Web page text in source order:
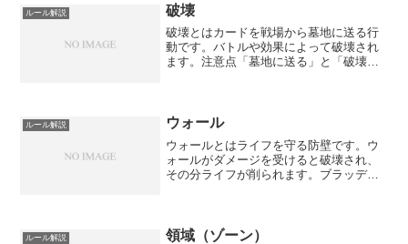
ルール解説 破壊
破壊とはカードを戦場から墓地に送る行
動です。バトルや効果によって破壊され
ます。注意点「墓地に送る」と「破壊」
ん。
ルール解説 ウォール
ウォールとはライフを守る防壁です。ウ
ォールがダメージを受けると破壊され、
その分ライフが削られます。ブラッディ
ルール解説 領域（ゾーン）